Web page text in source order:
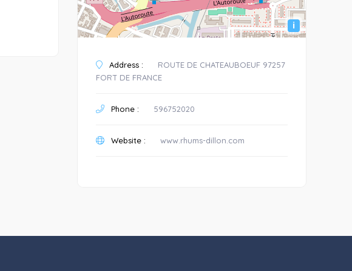
i
Address :
ROUTE DE CHATEAUBOEUF 97257
FORT DE FRANCE
Phone : 596752020
Website : www.rhums-dillon.com